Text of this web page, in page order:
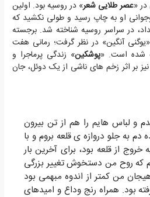
در «عصر طلایی شعر» در روسیه بود. اولین
او به چاپ رسید و طولی نکشید که
در سراسر روسیه شناخته شد. برجسته
آنگین» در نظر گرفت؛ رمانی هفت
شده است. «پوشکین» زندگی پرماجرا و
بر اثر زخم های ناشی از یک دوئل، جان
و لباس هایم را هم از تن بیرون
به جلو دروازه ی قلعه بروم و با
خروج از قلعه بود، براى آخرین بار
روح من دستخوش تغییر بزرگى
من کمتر از اندوه مبهمى بود
بود. همراه رنج وداع و امیدهاى